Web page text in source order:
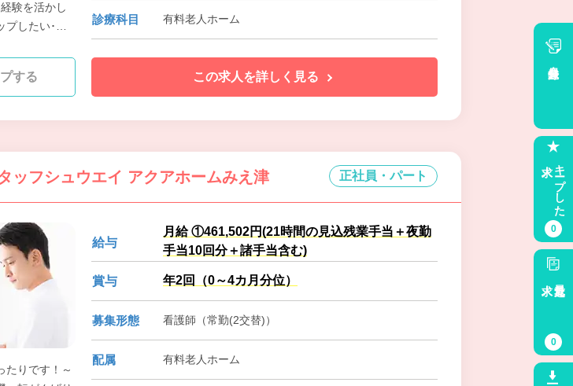
験を活かし
したい･頑
させたい
診療科目 有料老人ホーム
する この求人を詳しく見る
ッフシュウエイ アクアホームみえ津 正社員・パート
たりです！～
給与
月給 ①461,502円(21時間の見込残業手当＋夜勤
手当10回分＋諸手当含む)
賞与 年2回（0～4カ月分位）
募集形態 看護師（常勤(2交替)）
配属 有料老人ホーム
キープした
0
最近見た
0